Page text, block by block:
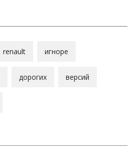
renault игноре
дорогих версий